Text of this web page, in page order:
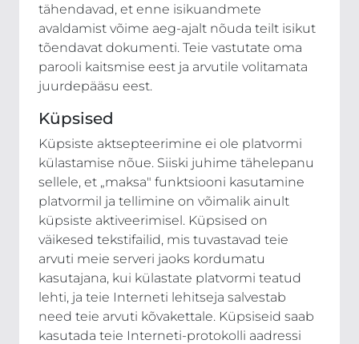
tähendavad, et enne isikuandmete
avaldamist võime aeg-ajalt nõuda teilt isikut
tõendavat dokumenti. Teie vastutate oma
parooli kaitsmise eest ja arvutile volitamata
juurdepääsu eest.
Küpsised
Küpsiste aktsepteerimine ei ole platvormi
külastamise nõue. Siiski juhime tähelepanu
sellele, et „maksa" funktsiooni kasutamine
platvormil ja tellimine on võimalik ainult
küpsiste aktiveerimisel. Küpsised on
väikesed tekstifailid, mis tuvastavad teie
arvuti meie serveri jaoks kordumatu
kasutajana, kui külastate platvormi teatud
lehti, ja teie Interneti lehitseja salvestab
need teie arvuti kõvakettale. Küpsiseid saab
kasutada teie Interneti-protokolli aadressi